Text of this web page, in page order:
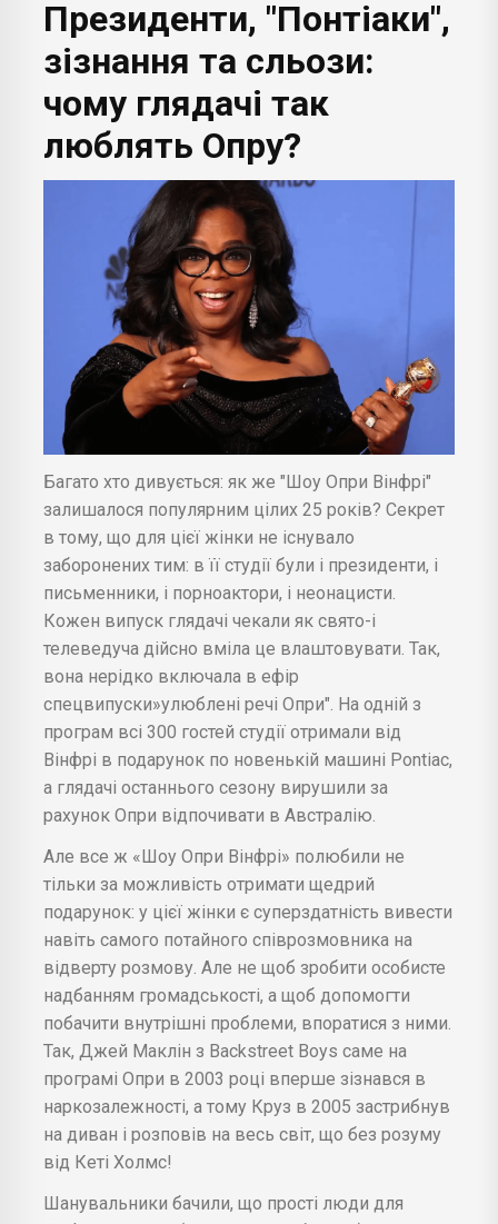
Президенти, "Понтіаки",
зізнання та сльози:
чому глядачі так
люблять Опру?
Багато хто дивується: як же "Шоу Опри Вінфрі"
залишалося популярним цілих 25 років? Секрет
в тому, що для цієї жінки не існувало
заборонених тим: в її студії були і президенти, і
письменники, і порноактори, і неонацисти.
Кожен випуск глядачі чекали як свято-і
телеведуча дійсно вміла це влаштовувати. Так,
вона нерідко включала в ефір
спецвипуски»улюблені речі Опри". На одній з
програм всі 300 гостей студії отримали від
Вінфрі в подарунок по новенькій машині Pontiac,
а глядачі останнього сезону вирушили за
рахунок Опри відпочивати в Австралію.
Але все ж «Шоу Опри Вінфрі» полюбили не
тільки за можливість отримати щедрий
подарунок: у цієї жінки є суперздатність вивести
навіть самого потайного співрозмовника на
відверту розмову. Але не щоб зробити особисте
надбанням громадськості, а щоб допомогти
побачити внутрішні проблеми, впоратися з ними.
Так, Джей Маклін з Backstreet Boys саме на
програмі Опри в 2003 році вперше зізнався в
наркозалежності, а тому Круз в 2005 застрибнув
на диван і розповів на весь світ, що без розуму
від Кеті Холмс!
Шанувальники бачили, що прості люди для